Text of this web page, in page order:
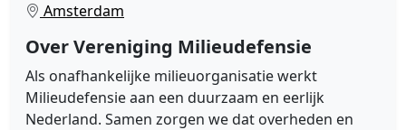
Amsterdam
Over Vereniging Milieudefensie
Als onafhankelijke milieuorganisatie werkt
Milieudefensie aan een duurzaam en eerlijk
Nederland. Samen zorgen we dat overheden en